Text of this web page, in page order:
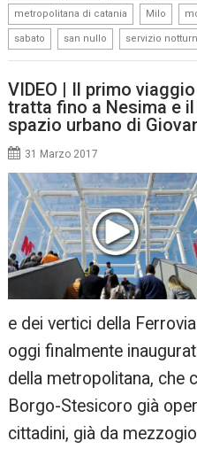
metropolitana di catania Milo
sabato san nullo servizio
VIDEO | Il primo
tratta fino a Nesima e
spazio urbano di
31 Marzo 2017
e dei vertici della
oggi finalmente
della metropolitana, che
Borgo-Stesicoro già
cittadini, già da